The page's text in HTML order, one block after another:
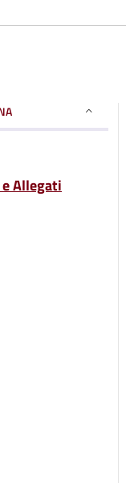
Allegati